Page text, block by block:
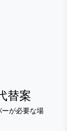
替案
が必要な場